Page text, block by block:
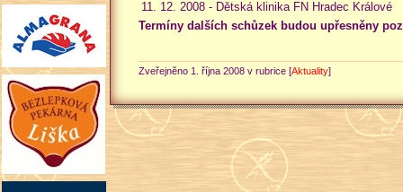
11. 12. 2008 - Dětská klinika FN Hradec Králové
Termíny dalších schůzek budou upřesněny
Zveřejněno 1. října 2008 v rubrice [Aktuality]